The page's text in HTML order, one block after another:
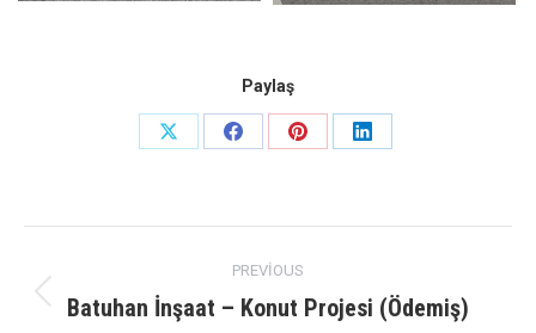
Paylaş
Share
Share
Share
Share
navigation
PREVIOUS
Previous
Batuhan İnşaat – Konut Projesi (Ödemiş)